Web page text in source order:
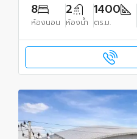
8
ห้องนอน
2
ห้องน้ำ
1400
ตร.ม.